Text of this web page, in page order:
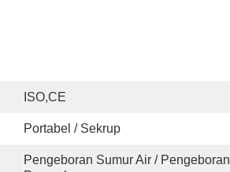
ISO,CE
Portabel / Sekrup
Pengeboran Sumur Air / Pengeboran